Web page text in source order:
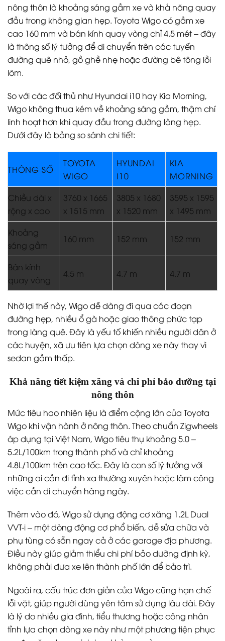
nông thôn là khoảng sáng gầm xe và khả năng quay
đầu trong không gian hẹp. Toyota Wigo có gầm xe
cao 160 mm và bán kính quay vòng chỉ 4.5 mét – đây
là thông số lý tưởng để di chuyển trên các tuyến
đường quê nhỏ, gồ ghề nhẹ hoặc đường bê tông lồi
lõm.
So với các đối thủ như Hyundai i10 hay Kia Morning,
Wigo không thua kém về khoảng sáng gầm, thậm chí
linh hoạt hơn khi quay đầu trong đường làng hẹp.
Dưới đây là bảng so sánh chi tiết:
THÔNG SỐ
TOYOTA
WIGO
HYUNDAI
I10
KIA
MORNING
Chiều dài x
rộng x cao
3760 x 1665
x 1515 mm
3805 x 1680
x 1520 mm
3595 x 1595
x 1495 mm
Khoảng
sáng gầm
160 mm 152 mm 152 mm
Bán kính
quay vòng
4.5 m 4.7 m 4.7 m
Nhờ lợi thế này, Wigo dễ dàng đi qua các đoạn
đường hẹp, nhiều ổ gà hoặc giao thông phức tạp
trong làng quê. Đây là yếu tố khiến nhiều người dân ở
các huyện, xã ưu tiên lựa chọn dòng xe này thay vì
sedan gầm thấp.
Khả năng tiết kiệm xăng và chi phí bảo dưỡng tại
nông thôn
Mức tiêu hao nhiên liệu là điểm cộng lớn của Toyota
Wigo khi vận hành ở nông thôn. Theo chuẩn Zigwheels
áp dụng tại Việt Nam, Wigo tiêu thụ khoảng 5.0 –
5.2L/100km trong thành phố và chỉ khoảng
4.8L/100km trên cao tốc. Đây là con số lý tưởng với
những ai cần đi tỉnh xa thường xuyên hoặc làm công
việc cần di chuyển hàng ngày.
Thêm vào đó, Wigo sử dụng động cơ xăng 1.2L Dual
VVT-i – một dòng động cơ phổ biến, dễ sửa chữa và
phụ tùng có sẵn ngay cả ở các garage địa phương.
Điều này giúp giảm thiểu chi phí bảo dưỡng định kỳ,
không phải đưa xe lên thành phố lớn để bảo trì.
Ngoài ra, cấu trúc đơn giản của Wigo cũng hạn chế
lỗi vặt, giúp người dùng yên tâm sử dụng lâu dài. Đây
là lý do nhiều gia đình, tiểu thương hoặc công nhân
tỉnh lựa chọn dòng xe này như một phương tiện phục